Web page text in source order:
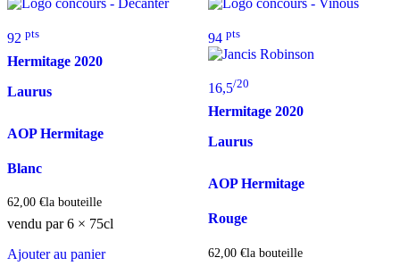
92 pts
Hermitage 2020
Laurus
AOP Hermitage
Blanc
62,00 €la bouteille
vendu par 6 × 75cl
Ajouter au panier
94 pts
16,5/20
Hermitage 2020
Laurus
AOP Hermitage
Rouge
62,00 €la bouteille